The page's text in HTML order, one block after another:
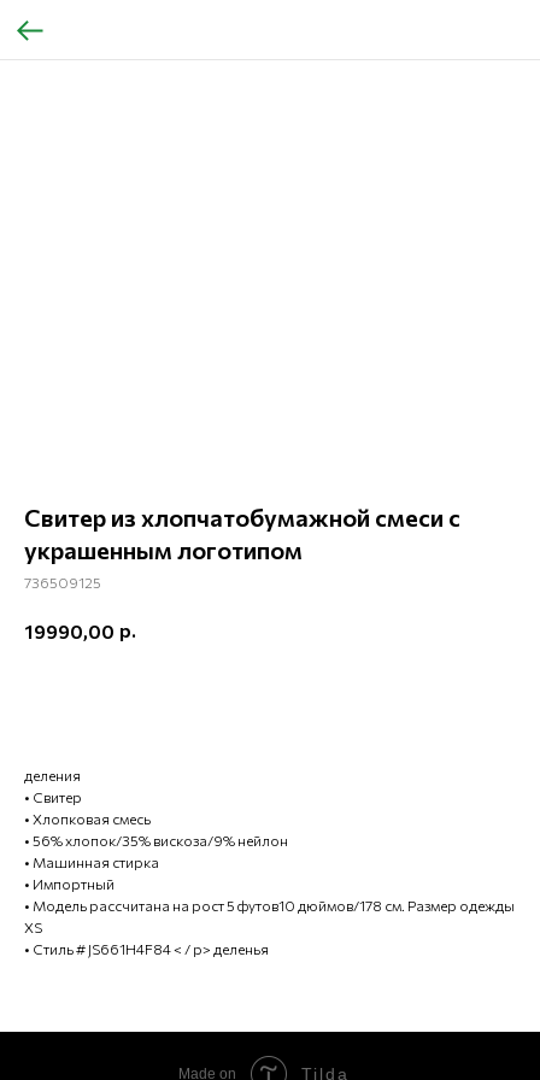
Свитер из хлопчатобумажной смеси с
украшенным логотипом
736509125
19990,00 р.
деления
• Свитер
• Хлопковая смесь
• 56% хлопок/35% вискоза/9% нейлон
• Машинная стирка
• Импортный
• Модель рассчитана на рост 5 футов10 дюймов/178 см. Размер одежды
XS
• Стиль # JS661H4F84 < / p> деленья
Made on Tilda